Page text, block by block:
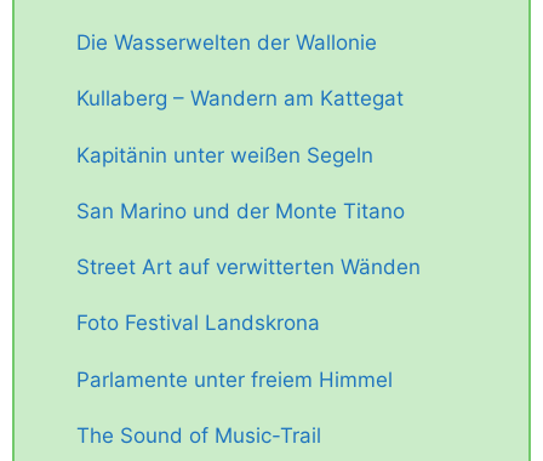
Die Wasserwelten der Wallonie
Kullaberg – Wandern am Kattegat
Kapitänin unter weißen Segeln
San Marino und der Monte Titano
Street Art auf verwitterten Wänden
Foto Festival Landskrona
Parlamente unter freiem Himmel
The Sound of Music-Trail